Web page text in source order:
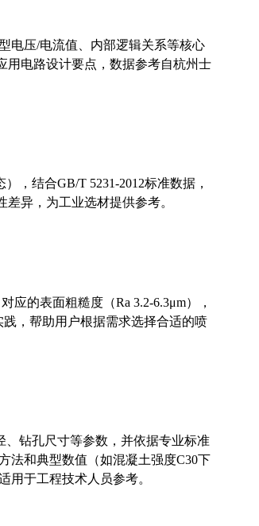
电压/电流值、内部逻辑关系等核心
用电路设计要点，数据参考自杭州士
，结合GB/T 5231-2012标准数据，
异，为工业选材提供参考。
的表面粗糙度（Ra 3.2-6.3μm），
，帮助用户根据需求选择合适的喷
钻孔尺寸等参数，并依据专业标准
法和典型数值（如混凝土强度C30下
用于工程技术人员参考。